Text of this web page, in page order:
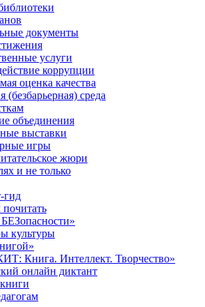
документы
услуги
коррупции
оценка качества
(безбарьерная) среда
объединения
выставки
игры
жюри
и не только
гид
культуры
Книга. Интеллект. Творчество»
онлайн диктант